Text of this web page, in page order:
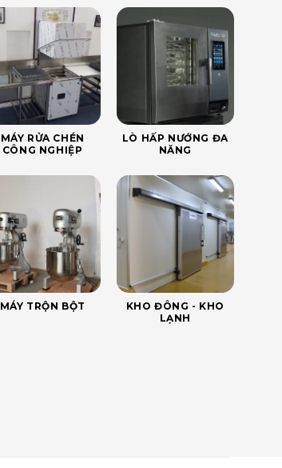
MÁY RỬA CHÉN
CÔNG NGHIỆP
LÒ HẤP NƯỚNG ĐA
NĂNG
MÁY TRỘN BỘT
KHO ĐÔNG - KHO
LẠNH